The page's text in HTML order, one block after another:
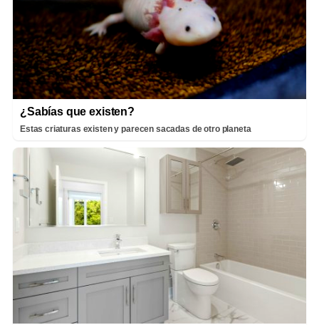
¿Sabías que existen?
Estas criaturas existen y parecen sacadas de otro planeta